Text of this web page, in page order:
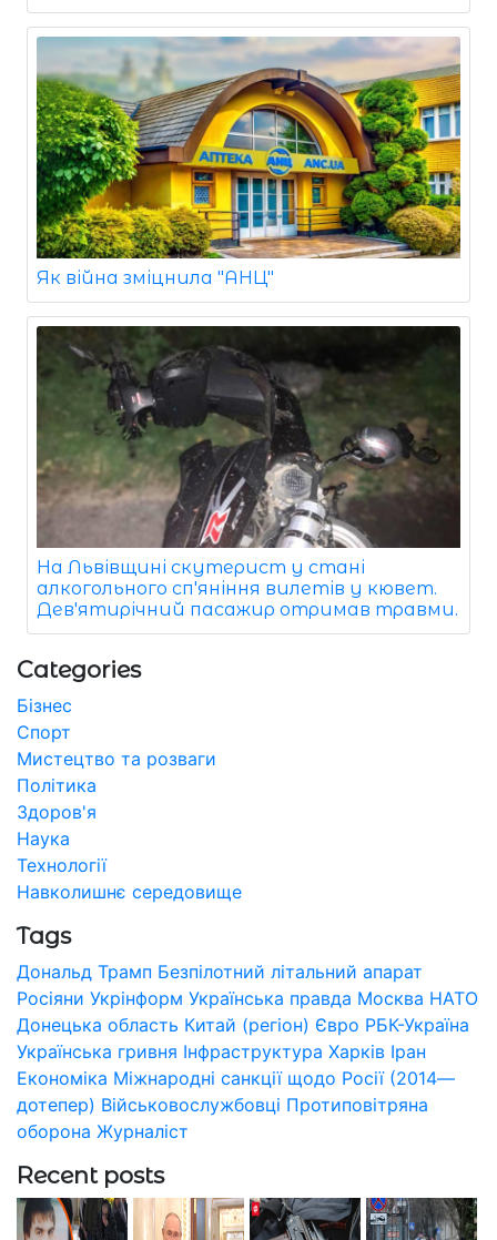
Як війна зміцнила "АНЦ"
На Львівщині скутерист у стані
алкогольного сп'яніння вилетів у кювет.
Дев'ятирічний пасажир отримав травми.
Categories
Бізнес
Спорт
Мистецтво та розваги
Політика
Здоров'я
Наука
Технології
Навколишнє середовище
Tags
Дональд Трамп Безпілотний літальний апарат
Росіяни Укрінформ Українська правда Москва НАТО
Донецька область Китай (регіон) Євро РБК-Україна
Українська гривня Інфраструктура Харків Іран
Економіка Міжнародні санкції щодо Росії (2014—
дотепер) Військовослужбовці Протиповітряна
оборона Журналіст
Recent posts